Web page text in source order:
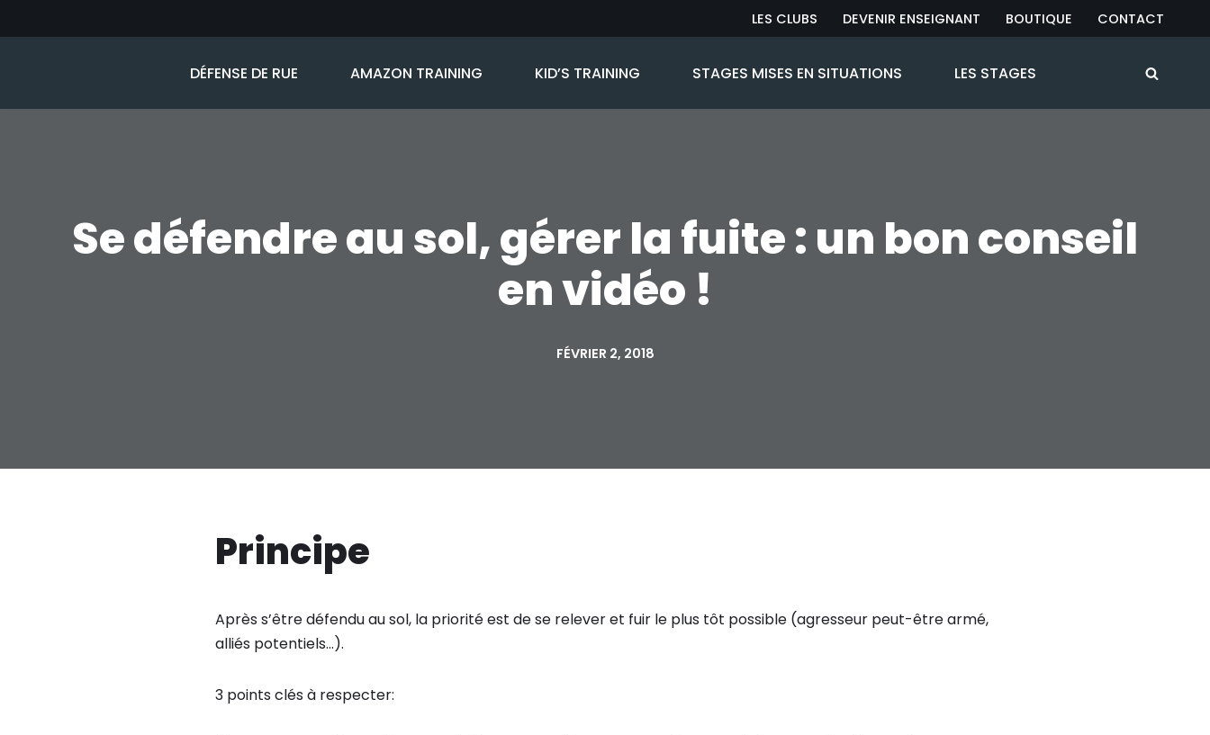
LES CLUBS DEVENIR ENSEIGNANT BOUTIQUE CONTACT
DÉFENSE DE RUE AMAZON TRAINING KID’S TRAINING STAGES MISES EN SITUATIONS LES STAGES
Se défendre au sol, gérer la fuite : un bon conseil
en vidéo !
FÉVRIER 2, 2018
Principe
Après s’être défendu au sol, la priorité est de se relever et fuir le plus tôt possible (agresseur peut-être armé,
alliés potentiels…).
3 points clés à respecter: